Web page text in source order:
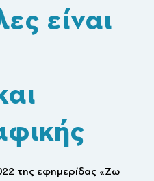
είναι
της εφημερίδας «Ζω